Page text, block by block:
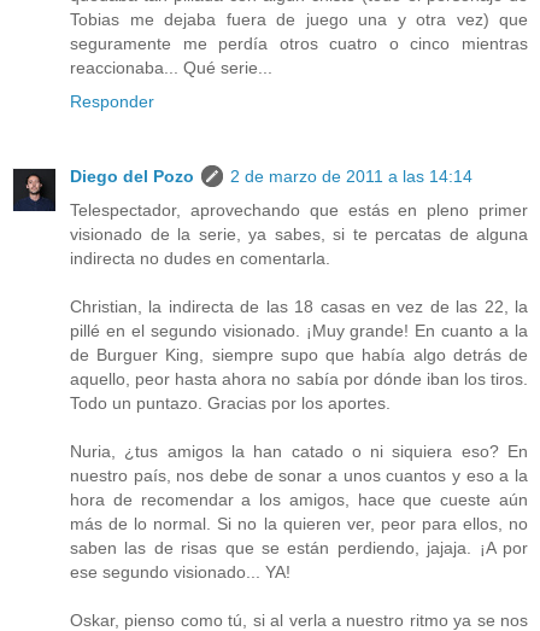
Tobias me dejaba fuera de juego una y otra vez) que
seguramente me perdía otros cuatro o cinco mientras
reaccionaba... Qué serie...
Responder
Diego del Pozo
2 de marzo de 2011 a las 14:14
Telespectador, aprovechando que estás en pleno primer
visionado de la serie, ya sabes, si te percatas de alguna
indirecta no dudes en comentarla.
Christian, la indirecta de las 18 casas en vez de las 22, la
pillé en el segundo visionado. ¡Muy grande! En cuanto a la
de Burguer King, siempre supo que había algo detrás de
aquello, peor hasta ahora no sabía por dónde iban los tiros.
Todo un puntazo. Gracias por los aportes.
Nuria, ¿tus amigos la han catado o ni siquiera eso? En
nuestro país, nos debe de sonar a unos cuantos y eso a la
hora de recomendar a los amigos, hace que cueste aún
más de lo normal. Si no la quieren ver, peor para ellos, no
saben las de risas que se están perdiendo, jajaja. ¡A por
ese segundo visionado... YA!
Oskar, pienso como tú, si al verla a nuestro ritmo ya se nos